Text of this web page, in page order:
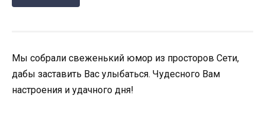
Мы собрали свеженький юмор из просторов Сети,
дабы заставить Вас улыбаться. Чудесного Вам
настроения и удачного дня!